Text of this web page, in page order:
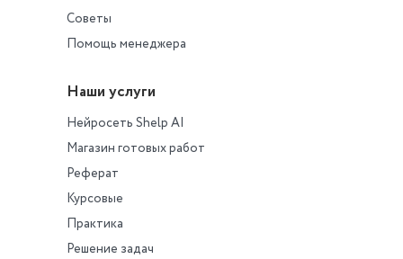
Советы
Помощь менеджера
Наши услуги
Нейросеть Shelp AI
Магазин готовых работ
Реферат
Курсовые
Практика
Решение задач